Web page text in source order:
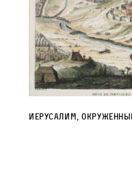
Иерусалим,